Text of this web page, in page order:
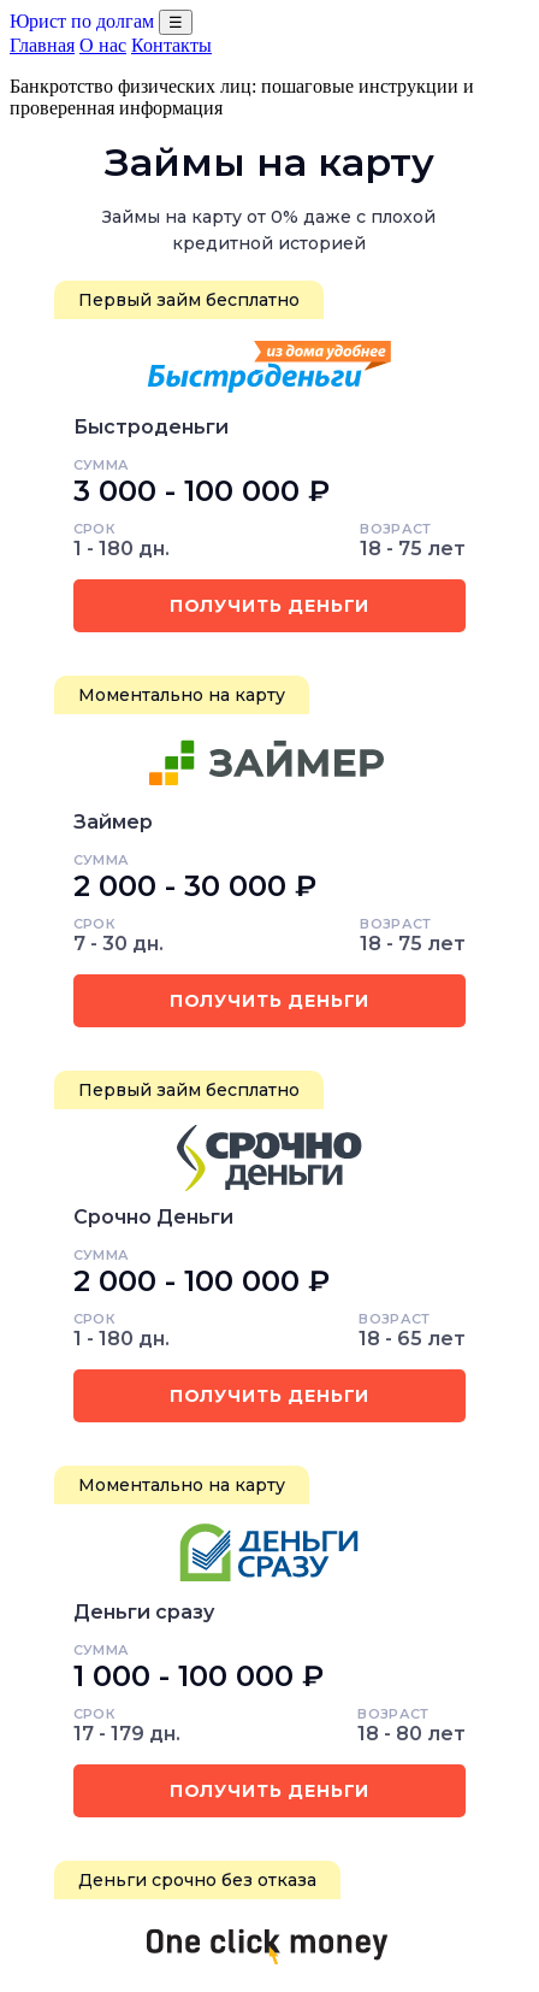
Юрист по долгам ☰
Главная О нас Контакты
Банкротство физических лиц: пошаговые инструкции и
проверенная информация
Займы на карту
Займы на карту от 0% даже с плохой
кредитной историей
Первый займ бесплатно
Быстроденьги
СУММА
3 000 - 100 000 ₽
СРОК
1 - 180 дн.
ВОЗРАСТ
18 - 75 лет
ПОЛУЧИТЬ ДЕНЬГИ
Моментально на карту
Займер
СУММА
2 000 - 30 000 ₽
СРОК
7 - 30 дн.
ВОЗРАСТ
18 - 75 лет
ПОЛУЧИТЬ ДЕНЬГИ
Первый займ бесплатно
Срочно Деньги
СУММА
2 000 - 100 000 ₽
СРОК
1 - 180 дн.
ВОЗРАСТ
18 - 65 лет
ПОЛУЧИТЬ ДЕНЬГИ
Моментально на карту
Деньги сразу
СУММА
1 000 - 100 000 ₽
СРОК
17 - 179 дн.
ВОЗРАСТ
18 - 80 лет
ПОЛУЧИТЬ ДЕНЬГИ
Деньги срочно без отказа